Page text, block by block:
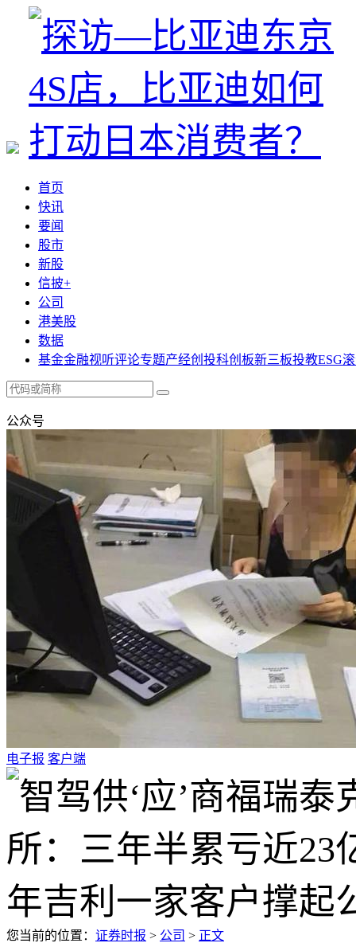
首页
快讯
要闻
股市
新股
信披+
公司
港美股
数据
基金金融视听评论专题产经创投科创板新三板投教ESG
公众号
电子报 客户端
您当前的位置： 证券时报 > 公司 > 正文